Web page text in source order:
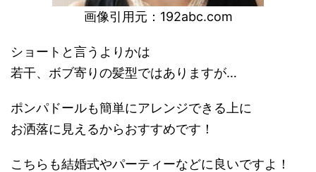
画像引用元： 192abc.com
ショートと言うよりかは
若干、ボブ寄りの髪型ではありますが…
ポンパドールも簡単にアレンジできる上に
お洒落に見えるからおすすめです！
こちらも結婚式やパーティーなどに良いですよ！